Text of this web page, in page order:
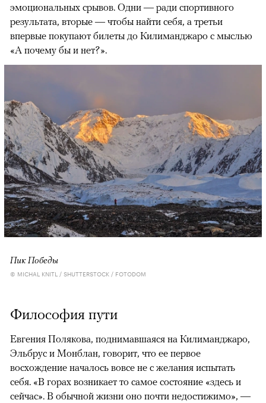
эмоциональных срывов. Одни — ради спортивного
результата, вторые — чтобы найти себя, а третьи
впервые покупают билеты до Килиманджаро с мыслью
«А почему бы и нет?».
Пик Победы
© MICHAL KNITL / SHUTTERSTOCK / FOTODOM
Философия пути
Евгения Полякова, поднимавшаяся на Килиманджаро,
Эльбрус и Монблан, говорит, что ее первое
восхождение началось вовсе не с желания испытать
себя. «В горах возникает то самое состояние «здесь и
сейчас». В обычной жизни оно почти недостижимо», —